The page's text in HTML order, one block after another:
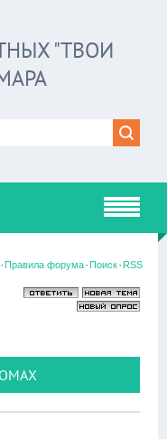
"ТВОИ
Правила форума·Поиск·RSS